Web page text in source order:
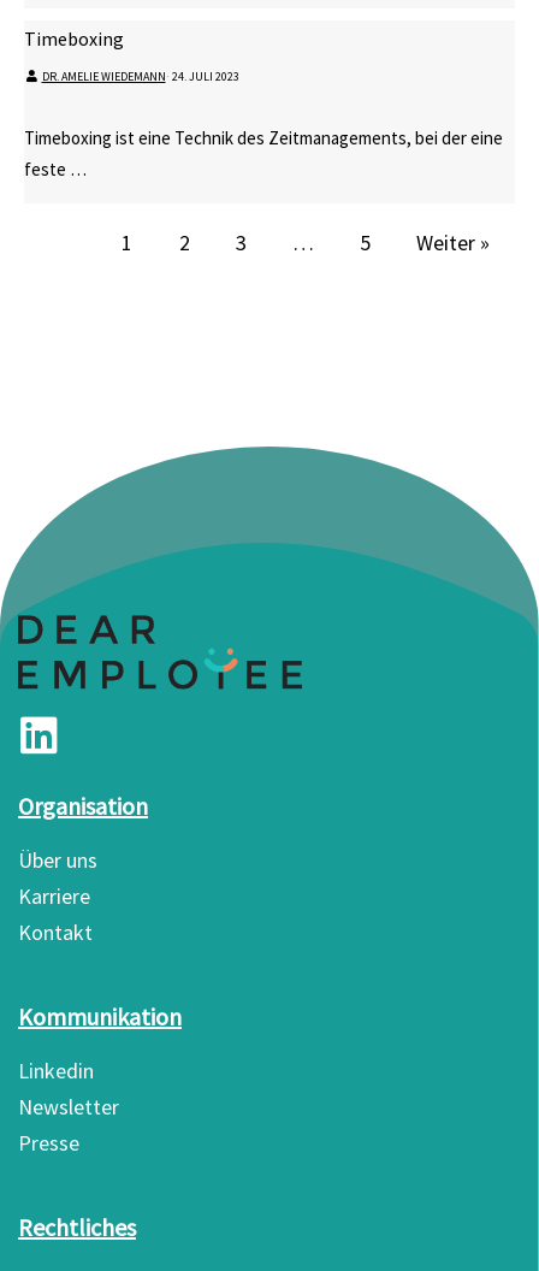
Timeboxing
DR. AMELIE WIEDEMANN⋅ 24. JULI 2023
Timeboxing ist eine Technik des Zeitmanagements, bei der eine
feste …
1 2 3 … 5 Weiter »
Organisation
Über uns
Karriere
Kontakt
Kommunikation
Linkedin
Newsletter
Presse
Rechtliches